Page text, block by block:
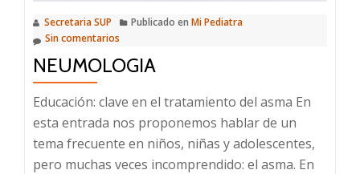
Secretaria SUP Publicado en Mi Pediatra
Sin comentarios
NEUMOLOGIA
Educación: clave en el tratamiento del asma En
esta entrada nos proponemos hablar de un
tema frecuente en niños, niñas y adolescentes,
pero muchas veces incomprendido: el asma. En